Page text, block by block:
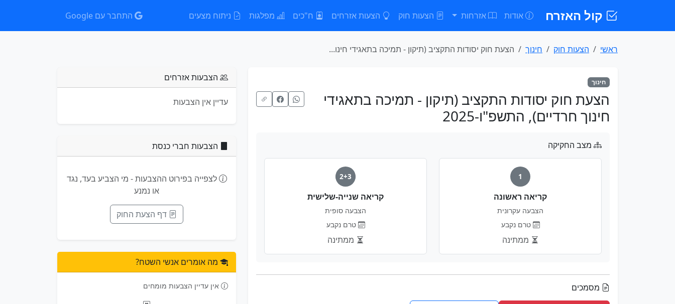
קול האזרח אודות אזרחות הצעות חוק הצעות אזרחים ח"כים מפלגות ניתוח מצעים התחבר עם Google
ראשי הצעות חוק חינוך הצעת חוק יסודות התקציב (תיקון - תמיכה בתאגידי חינו...
חינוך
הצעת חוק יסודות התקציב (תיקון - תמיכה בתאגידי
חינוך חרדיים), התשפ"ו-2025
מצב החקיקה
1
קריאה ראשונה
הצבעה עקרונית
טרם נקבע
ממתינה
2+3
קריאה שנייה-שלישית
הצבעה סופית
טרם נקבע
ממתינה
מסמכים
הצבעות אזרחים
עדיין אין הצבעות
הצבעות חברי כנסת
לצפייה בפירוט ההצבעות - מי הצביע בעד, נגד
או נמנע
דף הצעת החוק
מה אומרים אנשי השטח?
אין עדיין הצבעות מומחים